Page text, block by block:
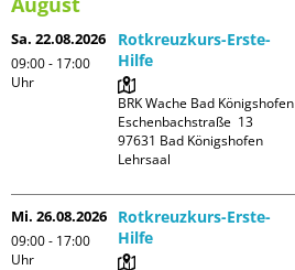
Sa. 22.08.2026
09:00 - 17:00
Uhr
Rotkreuzkurs-Erste-
Hilfe
BRK Wache Bad Königshofen
Eschenbachstraße  13
97631 Bad Königshofen
Lehrsaal
Mi. 26.08.2026
09:00 - 17:00
Uhr
Rotkreuzkurs-Erste-
Hilfe